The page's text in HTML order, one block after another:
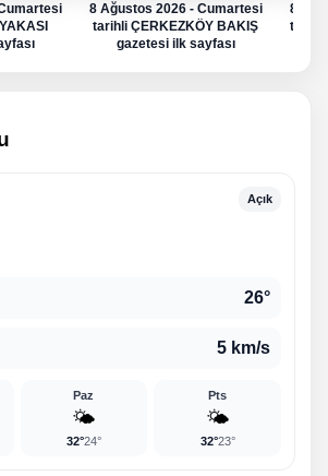
8 Ağustos 2026 - Cumartesi
tarihli ÇERKEZKÖY BAKIŞ
gazetesi ilk sayfası
8
tarihli
Açık
26°
5 km/s
Paz
🌤️
32°24°
Pts
🌤️
32°23°